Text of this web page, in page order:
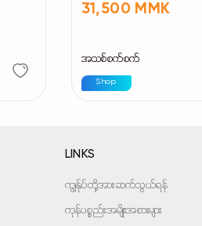
31,500 MMK
အသစ်စက်စက်
Shop
LINKS
ကျွန်ုပ်တို့အားဆက်သွယ်ရန်
ကုန်ပစ္စည်းအမျိုးအစားများ